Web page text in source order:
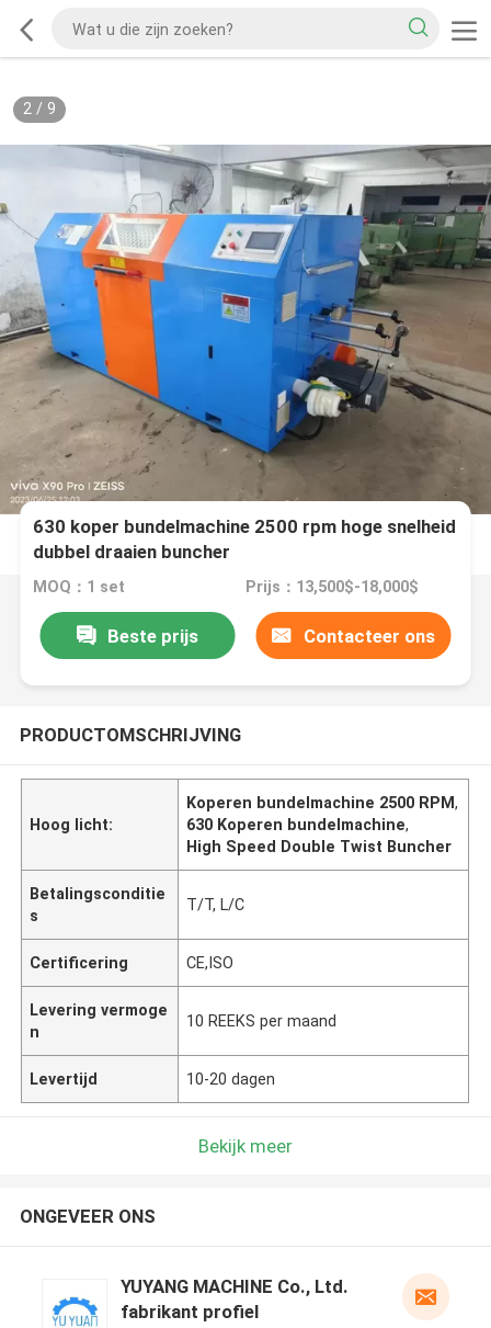
2/ 9
630 koper bundelmachine 2500 rpm hoge snelheid
dubbel draaien buncher
MOQ：1 set Prijs：13,500$-18,000$
Beste prijs Contacteer ons
PRODUCTOMSCHRIJVING
Hoog licht:
Koperen bundelmachine 2500 RPM,
630 Koperen bundelmachine,
High Speed Double Twist Buncher
Betalingsconditie
s
T/T, L/C
Certificering CE,ISO
Levering vermoge
n
10 REEKS per maand
Levertijd 10-20 dagen
Bekijk meer
ONGEVEER ONS
YUYANG MACHINE Co., Ltd.
fabrikant profiel